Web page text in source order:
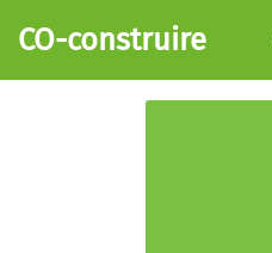
Aller au contenu principal
CO-construire